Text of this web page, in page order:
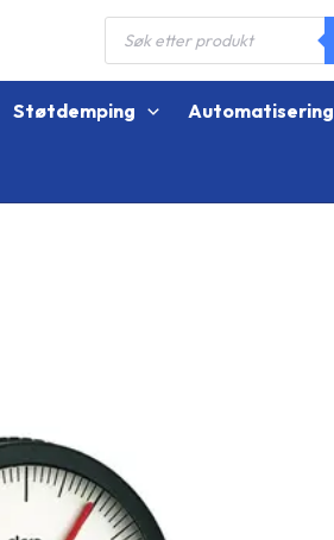
Products
search
Støtdemping